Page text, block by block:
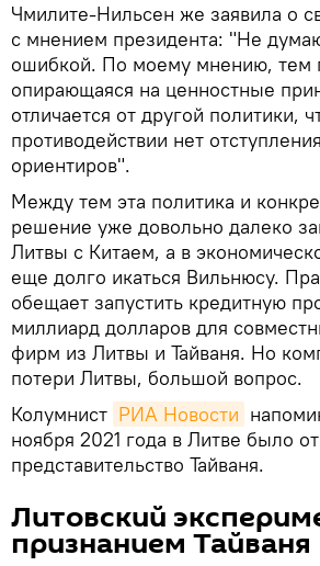
Чмилите-Нильсен же заявила о
с мнением президента: "Не
ошибкой. По моему мнению, тем
опирающаяся на ценностные
отличается от другой политики,
противодействии нет
ориентиров".
Между тем эта политика и
решение уже довольно далеко
Литвы с Китаем, а в
еще долго икаться Вильнюсу.
обещает запустить кредитную
миллиард долларов для
фирм из Литвы и Тайваня. Но
потери Литвы, большой вопрос.
Колумнист РИА Новости
ноября 2021 года в Литве было
представительство Тайваня.
Литовский
признанием Тайваня